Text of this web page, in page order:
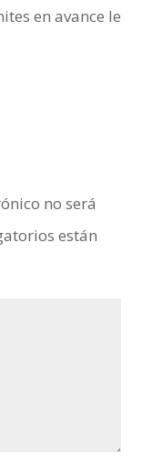
en avance le
no será
están